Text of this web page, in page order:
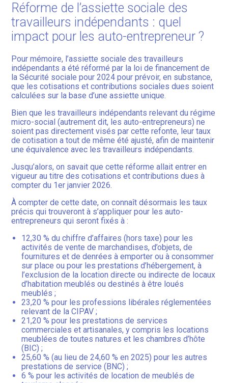
Réforme de l’assiette sociale des
travailleurs indépendants : quel
impact pour les auto-entrepreneur ?
Pour mémoire, l’assiette sociale des travailleurs
indépendants a été réformé par la loi de financement de
la Sécurité sociale pour 2024 pour prévoir, en substance,
que les cotisations et contributions sociales dues soient
calculées sur la base d’une assiette unique.
Bien que les travailleurs indépendants relevant du régime
micro-social (autrement dit, les auto-entrepreneurs) ne
soient pas directement visés par cette refonte, leur taux
de cotisation a tout de même été ajusté, afin de maintenir
une équivalence avec les travailleurs indépendants.
Jusqu’alors, on savait que cette réforme allait entrer en
vigueur au titre des cotisations et contributions dues à
compter du 1er janvier 2026.
À compter de cette date, on connaît désormais les taux
précis qui trouveront à s’appliquer pour les auto-
entrepreneurs qui seront fixés à :
12,30 % du chiffre d’affaires (hors taxe) pour les
activités de vente de marchandises, d’objets, de
fournitures et de denrées à emporter ou à consommer
sur place ou pour les prestations d’hébergement, à
l’exclusion de la location directe ou indirecte de locaux
d’habitation meublés ou destinés à être loués
meublés ;
23,20 % pour les professions libérales réglementées
relevant de la CIPAV ;
21,20 % pour les prestations de services
commerciales et artisanales, y compris les locations
meublées de toutes natures et les chambres d’hôte
(BIC) ;
25,60 % (au lieu de 24,60 % en 2025) pour les autres
prestations de service (BNC) ;
6 % pour les activités de location de meublés de